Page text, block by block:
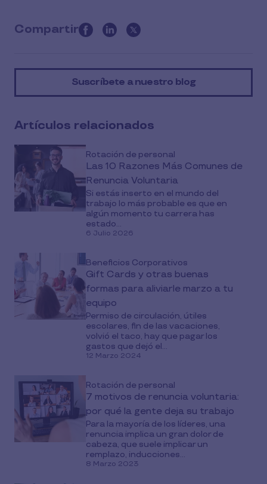
Compartir
this
on
Suscríbete a nuestro blog
Artículos relacionados
Rotación de personal
Las 10 Razones Más Comunes de
Renuncia Voluntaria
Si estás inserto en el mundo del
trabajo lo más probable es que en
algún momento tu carrera has
estado...
6 Julio 2026
Beneficios Corporativos
Gift Cards y otras buenas
formas para aliviarle marzo a tu
equipo
Permiso de circulación, útiles
escolares, fin de las vacaciones,
volvió el taco, hay que pagar los
gastos que dejó el...
12 Marzo 2024
Rotación de personal
7 motivos de renuncia voluntaria:
por qué la gente deja su trabajo
Para la mayoría de los líderes, una
renuncia implica un gran dolor de
cabeza, que suele implicar un
remplazo, inducciones...
8 Marzo 2023